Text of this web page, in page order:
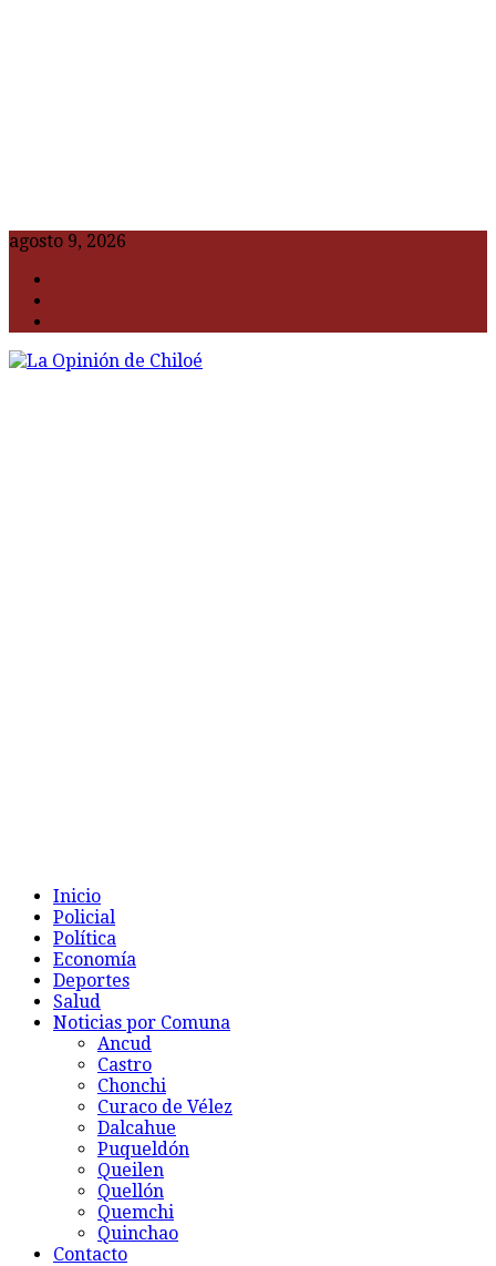
agosto 9, 2026
Inicio
Policial
Política
Economía
Deportes
Salud
Noticias por Comuna
Ancud
Castro
Chonchi
Curaco de Vélez
Dalcahue
Puqueldón
Queilen
Quellón
Quemchi
Quinchao
Contacto